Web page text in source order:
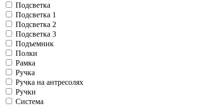
Подсветка
Подсветка 1
Подсветка 2
Подсветка 3
Подъемник
Полки
Рамка
Ручка
Ручка на антресолях
Ручки
Система